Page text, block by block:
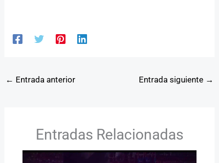
← Entrada anterior Entrada siguiente →
Entradas Relacionadas